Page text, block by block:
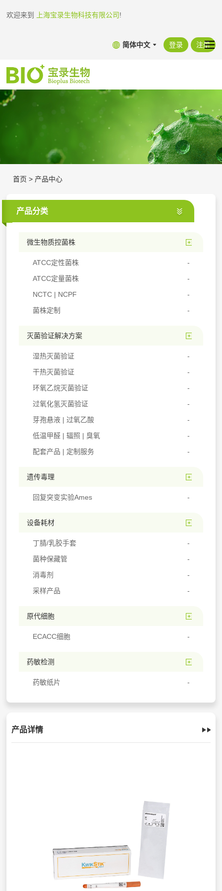
欢迎来到 上海宝录生物科技有限公司!
简体中文 登录 注册
首页 > 产品中心
产品分类
微生物质控菌株
ATCC定性菌株
ATCC定量菌株
NCTC | NCPF
菌株定制
灭菌验证解决方案
湿热灭菌验证
干热灭菌验证
环氧乙烷灭菌验证
过氧化氢灭菌验证
芽孢悬液 | 过氧乙酸
低温甲醛 | 辐照 | 臭氧
配套产品 | 定制服务
遗传毒理
回复突变实验Ames
设备耗材
丁腈/乳胶手套
菌种保藏管
消毒剂
采样产品
原代细胞
ECACC细胞
药敏检测
药敏纸片
产品详情